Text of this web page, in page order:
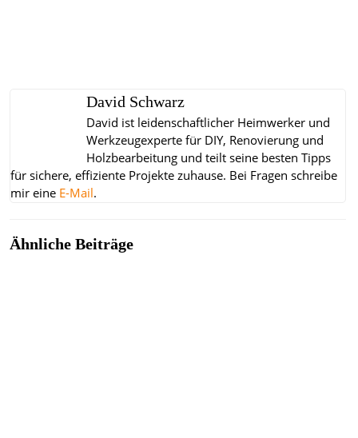
David Schwarz
David ist leidenschaftlicher Heimwerker und
Werkzeugexperte für DIY, Renovierung und
Holzbearbeitung und teilt seine besten Tipps
für sichere, effiziente Projekte zuhause. Bei Fragen schreibe
mir eine E-Mail.
Ähnliche Beiträge